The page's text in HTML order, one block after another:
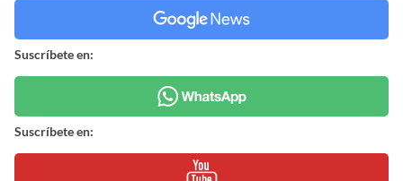
Suscríbete en:
Suscríbete en: